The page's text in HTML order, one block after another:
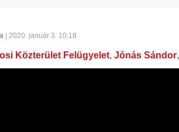
| 2020. január 3. 10:18
Közterület Felügyelet, Jónás Sándor,